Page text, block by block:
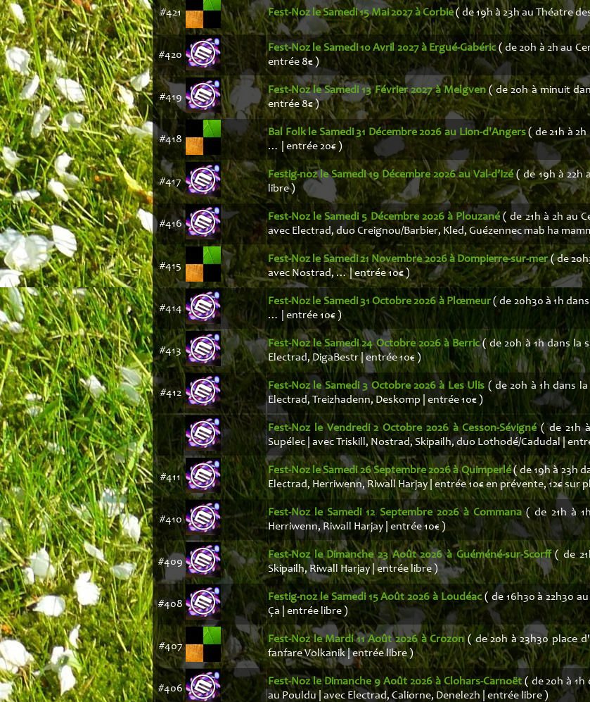
#421 Fest-Noz le Samedi 15 Mai 2027 à Corbie( de 19h à 23h au Théatre
#420
Fest-Noz le Samedi 10 Avril 2027 à Ergué-Gabéric( de 20h à 2h au
entrée 8€ )
#419
Fest-Noz le Samedi 13 Février 2027 à Melgven( de 20h à minuit
entrée 8€ )
#418
Bal Folk le Samedi 31 Décembre 2026 au Lion-d'Angers( de 21h à
… | entrée 20€ )
#417
Festig-noz le Samedi 19 Décembre 2026 au Val-d’Izé( de 19h à 22h
libre )
#416
Fest-Noz le Samedi 5 Décembre 2026 à Plouzané ( de 21h à 2h au
avec Electrad, duo Creignou/Barbier, Kled, Guézennec mab ha
#415
Fest-Noz le Samedi 21 Novembre 2026 à Dompierre-sur-mer( de
avec Nostrad, … | entrée 10€ )
#414
Fest-Noz le Samedi 31 Octobre 2026 à Plœmeur( de 20h30 à 1h
… | entrée 10€ )
#413
Fest-Noz le Samedi 24 Octobre 2026 à Berric( de 20h à 1h dans la
Electrad, DigaBestr | entrée 10€ )
#412
Fest-Noz le Samedi 3 Octobre 2026 à Les Ulis ( de 20h à 1h dans
Electrad, Treizhadenn, Deskomp | entrée 10€ )
Fest-Noz le Vendredi 2 Octobre 2026 à Cesson-Sévigné( de 21h
Supélec | avec Triskill, Nostrad, Skipailh, duo Lothodé/Cadudal |
#411
Fest-Noz le Samedi 26 Septembre 2026 à Quimperlé( de 19h à 23h
Electrad, Herriwenn, Riwall Harjay | entrée 10€ en prévente, 12€ sur
#410
Fest-Noz le Samedi 12 Septembre 2026 à Commana ( de 21h à
Herriwenn, Riwall Harjay | entrée 10€ )
#409
Fest-Noz le Dimanche 23 Août 2026 à Guéméné-sur-Scorff( de
Skipailh, Riwall Harjay | entrée libre )
#408
Festig-noz le Samedi 15 Août 2026 à Loudéac( de 16h30 à 22h30
Ça | entrée libre )
#407
Fest-Noz le Mardi 11 Août 2026 à Crozon( de 20h à 23h30 place
fanfare Volkanik | entrée libre )
#406
Fest-Noz le Dimanche 9 Août 2026 à Clohars-Carnoët( de 20h à 1h
au Pouldu | avec Electrad, Caliorne, Denelezh | entrée libre )